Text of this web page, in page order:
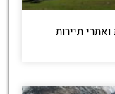
תיירות